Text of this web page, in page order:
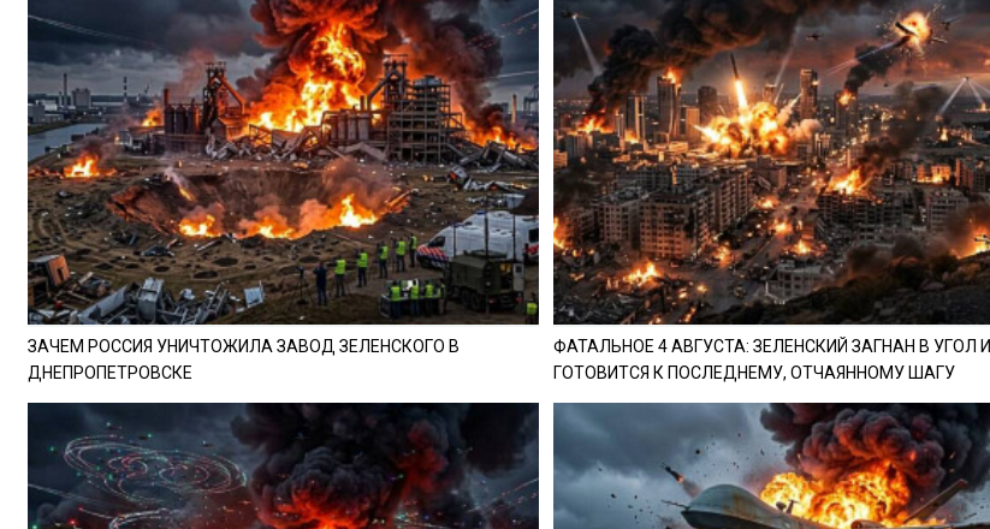
ЗАЧЕМ РОССИЯ УНИЧТОЖИЛА ЗАВОД ЗЕЛЕНСКОГО В
ДНЕПРОПЕТРОВСКЕ
ФАТАЛЬНОЕ 4 АВГУСТА: ЗЕЛЕНСКИЙ ЗАГНАН В УГОЛ И
ГОТОВИТСЯ К ПОСЛЕДНЕМУ, ОТЧАЯННОМУ ШАГУ